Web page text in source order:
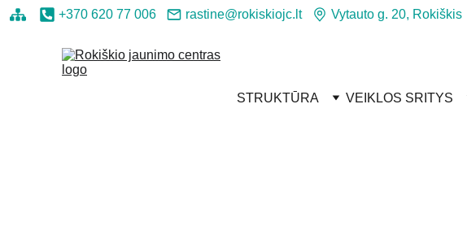
STRUKTŪRA VEIKLOS SRITYS
+370 620 77 006 rastine@rokiskiojc.lt Vytauto g. 20, Rokiškis